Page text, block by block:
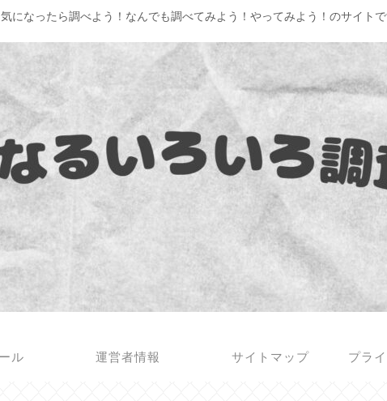
気になったら調べよう！なんでも調べてみよう！やってみよう！のサイト
ル 運営者情報 サイトマップ プラ